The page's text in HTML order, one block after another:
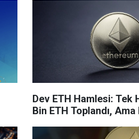
Dev ETH Hamlesi: Tek
Bin ETH Toplandı, Ama